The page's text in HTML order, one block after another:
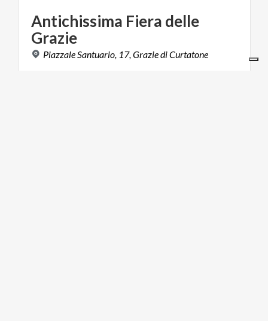
Antichissima Fiera delle
Grazie
Piazzale Santuario, 17, GraziediCurtatone